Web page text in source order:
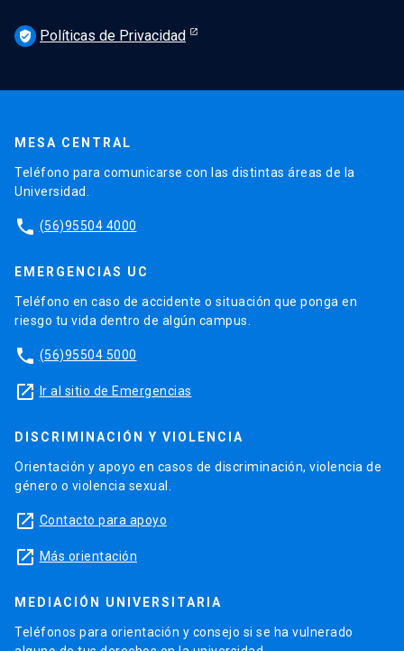
verified_user Políticas de Privacidad
MESA CENTRAL
Teléfono para comunicarse con las distintas áreas de la
Universidad.
phone (56)95504 4000
EMERGENCIAS UC
Teléfono en caso de accidente o situación que ponga en
riesgo tu vida dentro de algún campus.
phone (56)95504 5000
launch Ir al sitio de Emergencias
DISCRIMINACIÓN Y VIOLENCIA
Orientación y apoyo en casos de discriminación, violencia de
género o violencia sexual.
launch Contacto para apoyo
launch Más orientación
MEDIACIÓN UNIVERSITARIA
Teléfonos para orientación y consejo si se ha vulnerado